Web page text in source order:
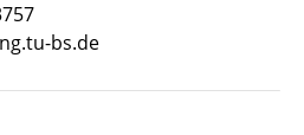
bs.de